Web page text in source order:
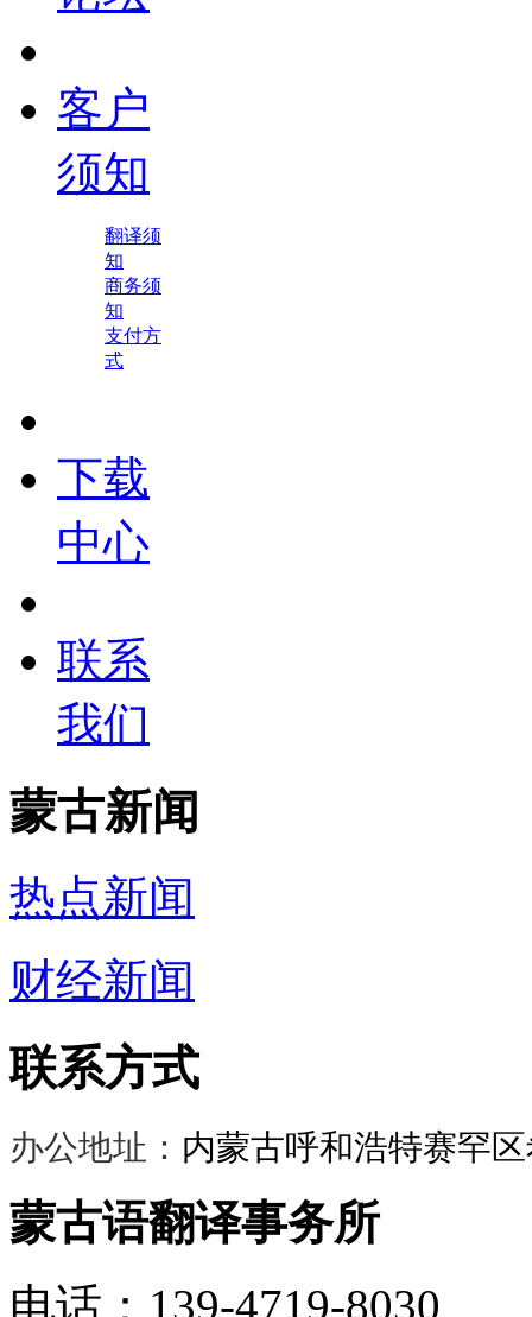
客户
须知
翻译须
知
商务须
知
支付方
式
下载
中心
联系
我们
蒙古新闻
热点新闻
财经新闻
联系方式
办公地址： 内蒙古呼和浩特赛罕
蒙古语翻译事务所
电话：139-4719-8030